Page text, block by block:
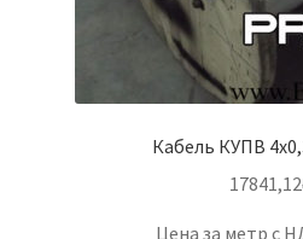
Кабель КУПВ
17841,12
Цена за метр с